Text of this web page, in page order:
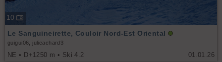
10
01.01.26
Le Sanguineirette, Couloir Nord-Est Oriental
guigui06, julieachard3
NE • D+1250 m • Ski 4.2